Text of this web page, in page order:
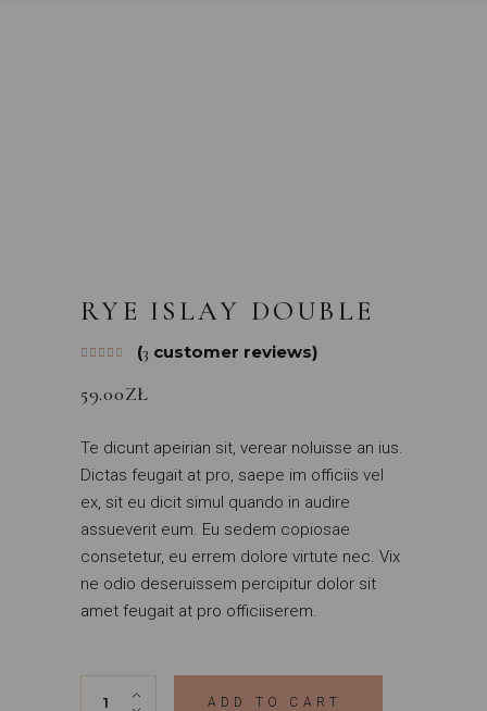
RYE ISLAY DOUBLE
(3 customer reviews)
59.00ZŁ
Te dicunt apeirian sit, verear noluisse an ius.
Dictas feugait at pro, saepe im officiis vel
ex, sit eu dicit simul quando in audire
assueverit eum. Eu sedem copiosae
consetetur, eu errem dolore virtute nec. Vix
ne odio deseruissem percipitur dolor sit
amet feugait at pro officiiserem.
Rye Islay Double quantity
ADD TO CART